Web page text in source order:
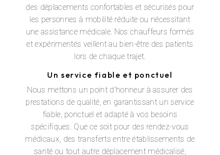
des déplacements confortables et sécurisés pour
les personnes à mobilité réduite ou nécessitant
une assistance médicale. Nos chauffeurs formés
et expérimentés veillent au bien-être des patients
lors de chaque trajet.
Un service fiable et ponctuel
Nous mettons un point d'honneur à assurer des
prestations de qualité, en garantissant un service
fiable, ponctuel et adapté à vos besoins
spécifiques. Que ce soit pour des rendez-vous
médicaux, des transferts entre établissements de
santé ou tout autre déplacement médicalisé,